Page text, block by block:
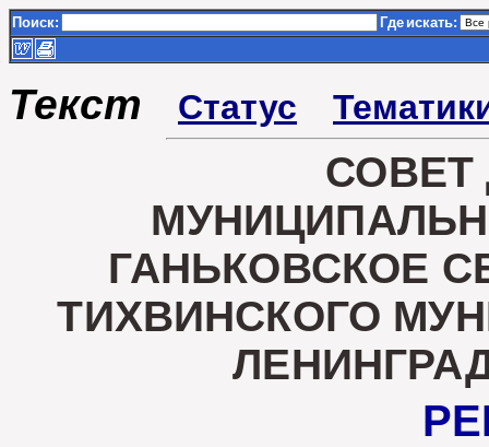
Поиск: Где искать:
Текст Статус
СОВЕТ
ГАНЬКОВСКОЕ
ТИХВИНСКОГО